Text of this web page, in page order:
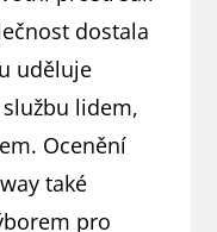
dostala
uděluje
službu lidem,
Ocenění
také
pro